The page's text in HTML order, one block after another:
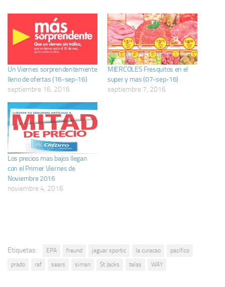
Un Viernes sorprendentemente
lleno de ofertas (16-sep-16)
septiembre 16, 2016
MIERCOLES Fresquitos en el
super y mas (07-sep-16)
septiembre 7, 2016
Los precios mas bajos llegan
con el Primer Viernes de
Noviembre 2016
noviembre 4, 2016
Etiquetas: EPA freund jaguar sportic la curacao
pacifico
prado
raf sears siman St Jacks telas WAY